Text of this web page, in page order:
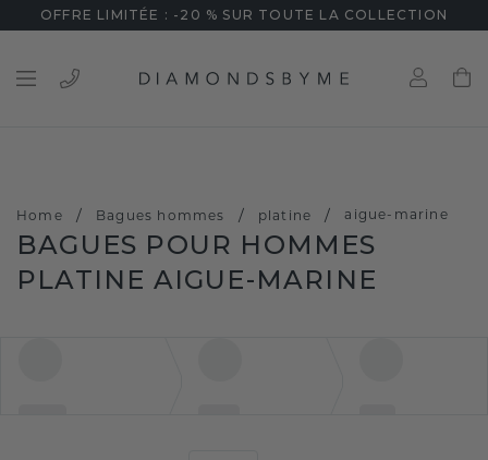
OFFRE LIMITÉE : -20 % SUR TOUTE LA COLLECTION
Home / Bagues hommes / platine / aigue-marine
BAGUES POUR HOMMES
PLATINE AIGUE-MARINE